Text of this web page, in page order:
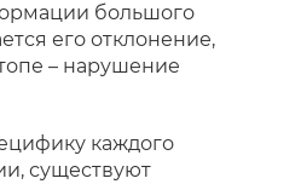
большого
его отклонение,
– нарушение
каждого
существуют